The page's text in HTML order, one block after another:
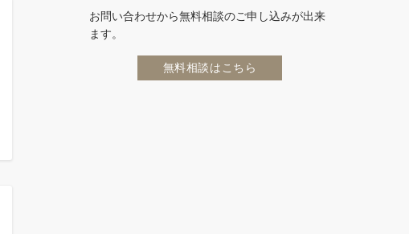
お問い合わせから無料相談のご申し込みが出来
ます。
無料相談はこちら